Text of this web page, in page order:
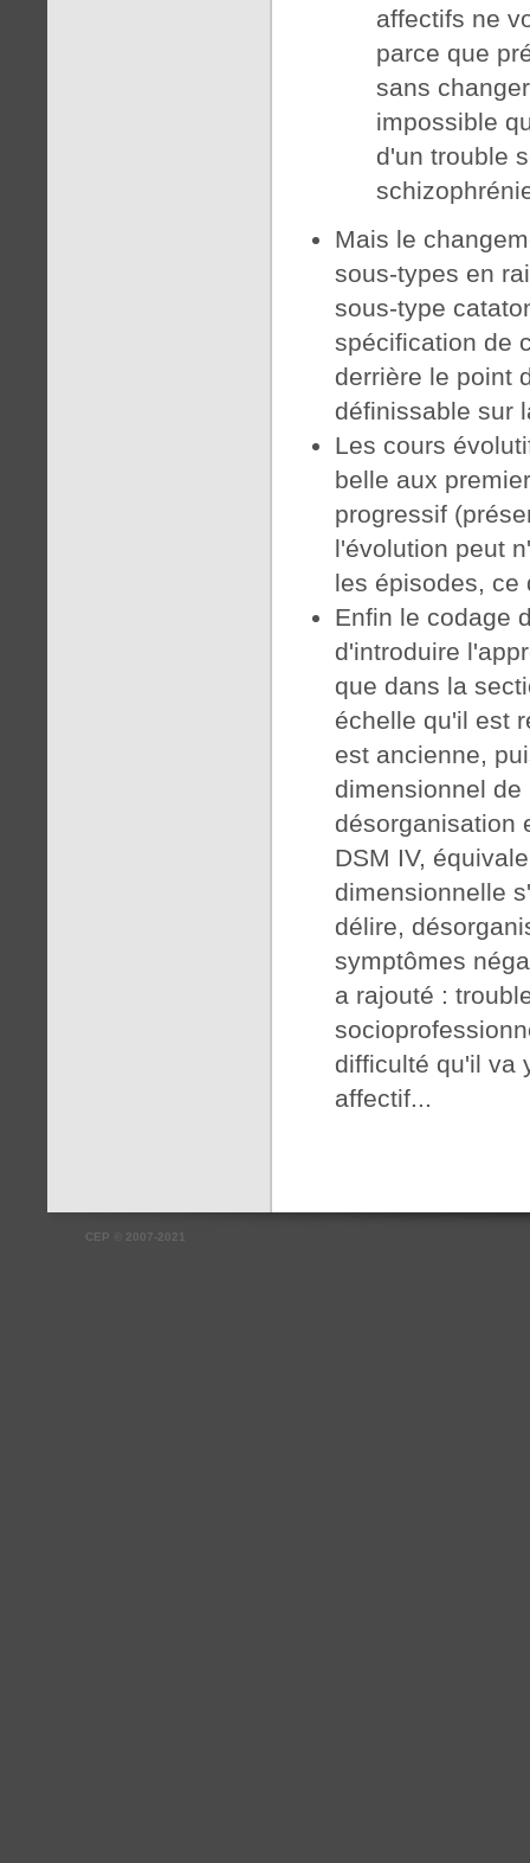
affectifs ne
parce que
sans
impossible
d'un trouble
Mais le
sous-types en
sous-type
spécification de
derrière le point
définissable sur
Les cours
belle aux
progressif
l'évolution peut
les épisodes, ce
Enfin le codage
d'introduire
que dans la
échelle qu'il est
est ancienne,
dimensionnel
désorganisation
DSM IV,
dimensionnelle
délire,
symptômes
a rajouté :
difficulté qu'il va
affectif...
CEP 2007-2021